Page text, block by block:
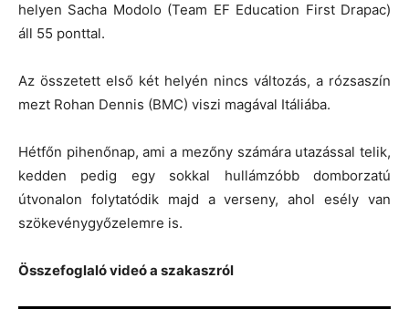
helyen Sacha Modolo (Team EF Education First Drapac)
áll 55 ponttal.
Az összetett első két helyén nincs változás, a rózsaszín
mezt Rohan Dennis (BMC) viszi magával Itáliába.
Hétfőn pihenőnap, ami a mezőny számára utazással telik,
kedden pedig egy sokkal hullámzóbb domborzatú
útvonalon folytatódik majd a verseny, ahol esély van
szökevénygyőzelemre is.
Összefoglaló videó a szakaszról